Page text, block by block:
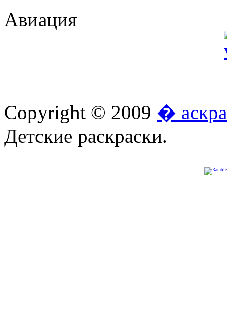
Авиация
Copyright © 2009 �
Детские раскраски.